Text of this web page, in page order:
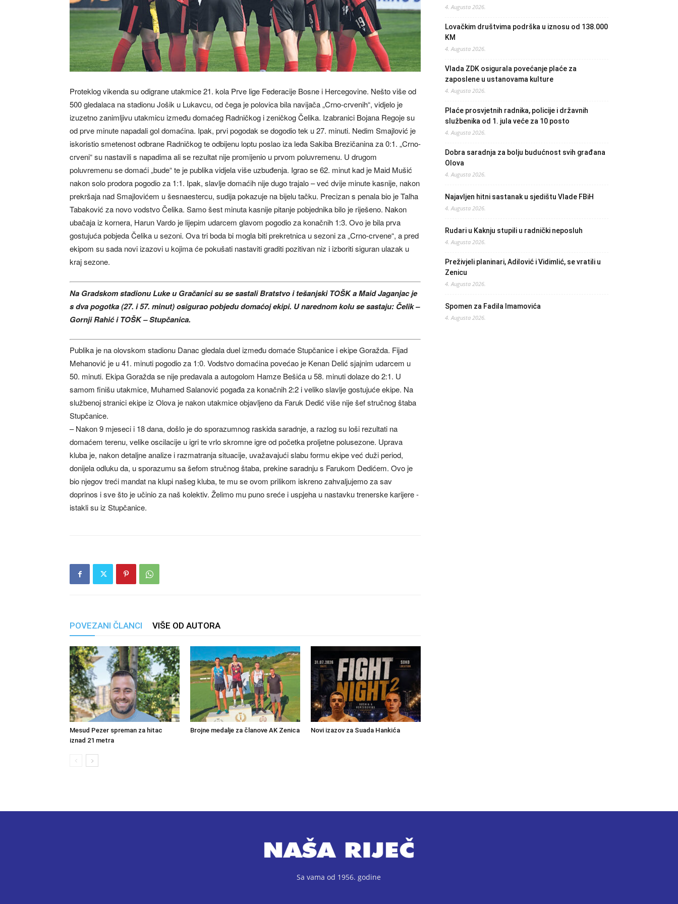
Proteklog vikenda su odigrane utakmice 21. kola Prve lige Federacije Bosne i Hercegovine. Nešto više od
500 gledalaca na stadionu Jošik u Lukavcu, od čega je polovica bila navijača „Crno-crvenih“, vidjelo je
izuzetno zanimljivu utakmicu između domaćeg Radničkog i zeničkog Čelika. Izabranici Bojana Regoje su
od prve minute napadali gol domaćina. Ipak, prvi pogodak se dogodio tek u 27. minuti. Nedim Smajlović je
iskoristio smetenost odbrane Radničkog te odbijenu loptu poslao iza leđa Sakiba Brezičanina za 0:1. „Crno-
crveni“ su nastavili s napadima ali se rezultat nije promijenio u prvom poluvremenu. U drugom
poluvremenu se domaći „bude“ te je publika vidjela više uzbuđenja. Igrao se 62. minut kad je Maid Mušić
nakon solo prodora pogodio za 1:1. Ipak, slavlje domaćih nije dugo trajalo – već dvije minute kasnije, nakon
prekršaja nad Smajlovićem u šesnaestercu, sudija pokazuje na bijelu tačku. Precizan s penala bio je Talha
Tabaković za novo vodstvo Čelika. Samo šest minuta kasnije pitanje pobjednika bilo je riješeno. Nakon
ubačaja iz kornera, Harun Vardo je lijepim udarcem glavom pogodio za konačnih 1:3. Ovo je bila prva
gostujuća pobjeda Čelika u sezoni. Ova tri boda bi mogla biti prekretnica u sezoni za „Crno-crvene“, a pred
ekipom su sada novi izazovi u kojima će pokušati nastaviti graditi pozitivan niz i izboriti siguran ulazak u
kraj sezone.
Na Gradskom stadionu Luke u Gračanici su se sastali Bratstvo i tešanjski TOŠK a Maid Jaganjac je
s dva pogotka (27. i 57. minut) osigurao pobjedu domaćoj ekipi. U narednom kolu se sastaju: Čelik –
Gornji Rahić i TOŠK – Stupčanica.
Publika je na olovskom stadionu Danac gledala duel između domaće Stupčanice i ekipe Goražda. Fijad
Mehanović je u 41. minuti pogodio za 1:0. Vodstvo domaćina povećao je Kenan Delić sjajnim udarcem u
50. minuti. Ekipa Goražda se nije predavala a autogolom Hamze Bešića u 58. minuti dolaze do 2:1. U
samom finišu utakmice, Muhamed Salanović pogađa za konačnih 2:2 i veliko slavlje gostujuće ekipe. Na
službenoj stranici ekipe iz Olova je nakon utakmice objavljeno da Faruk Dedić više nije šef stručnog štaba
Stupčanice.
– Nakon 9 mjeseci i 18 dana, došlo je do sporazumnog raskida saradnje, a razlog su loši rezultati na
domaćem terenu, velike oscilacije u igri te vrlo skromne igre od početka proljetne polusezone. Uprava
kluba je, nakon detaljne analize i razmatranja situacije, uvažavajući slabu formu ekipe već duži period,
donijela odluku da, u sporazumu sa šefom stručnog štaba, prekine saradnju s Farukom Dedićem. Ovo je
bio njegov treći mandat na klupi našeg kluba, te mu se ovom prilikom iskreno zahvaljujemo za sav
doprinos i sve što je učinio za naš kolektiv. Želimo mu puno sreće i uspjeha u nastavku trenerske karijere -
istakli su iz Stupčanice.
POVEZANI ČLANCI VIŠE OD AUTORA
Mesud Pezer spreman za hitac
iznad 21 metra
Brojne medalje za članove AK Zenica Novi izazov za Suada Hankića
4. Augusta 2026.
Lovačkim društvima podrška u iznosu od 138.000
KM
4. Augusta 2026.
Vlada ZDK osigurala povećanje plaće za
zaposlene u ustanovama kulture
4. Augusta 2026.
Plaće prosvjetnih radnika, policije i državnih
službenika od 1. jula veće za 10 posto
4. Augusta 2026.
Dobra saradnja za bolju budućnost svih građana
Olova
4. Augusta 2026.
Najavljen hitni sastanak u sjedištu Vlade FBiH
4. Augusta 2026.
Rudari u Kaknju stupili u radnički neposluh
4. Augusta 2026.
Preživjeli planinari, Adilović i Vidimlić, se vratili u
Zenicu
4. Augusta 2026.
Spomen za Fadila Imamovića
4. Augusta 2026.
Sa vama od 1956. godine